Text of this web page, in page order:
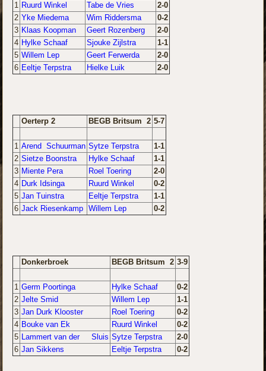
1 Ruurd Winkel Tabe de Vries
2-0
2 Yke Miedema Wim Riddersma
0-2
3 Klaas Koopman Geert Rozenberg
2-0
4 Hylke Schaaf Sjouke Zijlstra
1-1
5 Willem Lep Geert Ferwerda
2-0
6 Eeltje Terpstra Hielke Luik 2-0
Oerterp 2 BEGB Britsum 2 5-7
1 Arend Schuurman Sytze Terpstra
1-1
2 Sietze Boonstra Hylke Schaaf
1-1
3 Miente Pera Roel Toering
2-0
4 Durk Idsinga Ruurd Winkel
0-2
5 Jan Tuinstra Eeltje Terpstra
1-1
6 Jack Riesenkamp Willem Lep 0-2
Donkerbroek BEGB Britsum 2 3-9
1 Germ Poortinga Hylke Schaaf
0-2
2 Jelte Smid Willem Lep
1-1
3 Jan Durk Klooster Roel Toering
0-2
4 Bouke van Ek Ruurd Winkel
0-2
5 Lammert van der Sluis Sytze Terpstra
2-0
6 Jan Sikkens Eeltje Terpstra 0-2